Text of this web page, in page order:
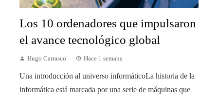
Los 10 ordenadores que impulsaron
el avance tecnológico global
Hugo Carrasco Hace 1 semana
Una introducción al universo informáticoLa historia de la
informática está marcada por una serie de máquinas que